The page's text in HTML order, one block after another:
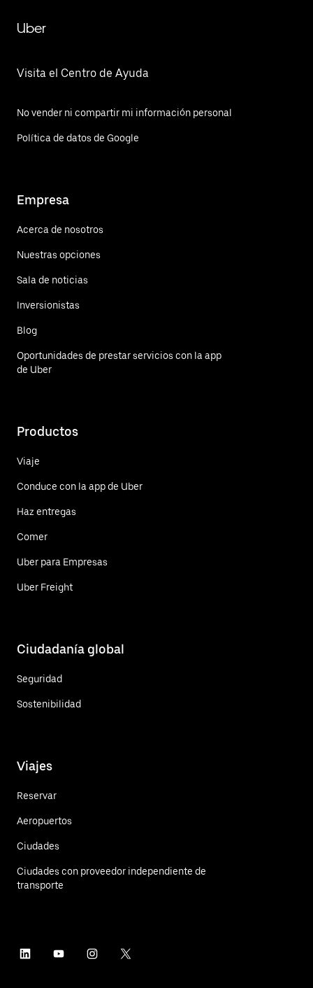
Uber
Visita el Centro de Ayuda
No vender ni compartir mi información personal
Política de datos de Google
Empresa
Acerca de nosotros
Nuestras opciones
Sala de noticias
Inversionistas
Blog
Oportunidades de prestar servicios con la app
de Uber
Productos
Viaje
Conduce con la app de Uber
Haz entregas
Comer
Uber para Empresas
Uber Freight
Ciudadanía global
Seguridad
Sostenibilidad
Viajes
Reservar
Aeropuertos
Ciudades
Ciudades con proveedor independiente de
transporte